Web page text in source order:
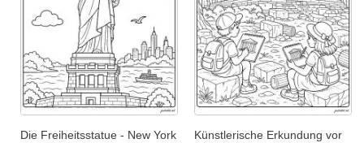
Die Freiheitsstatue - New York
Künstlerische Erkundung vor